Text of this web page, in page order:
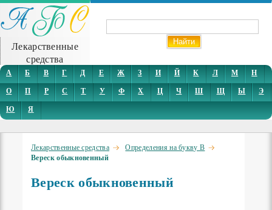
Лекарственные
средства
А Б В Г Д Е Ж З И Й К Л М
Н
О
П Р С Т У Ф Х Ц Ч Ш Щ Ы
Э
Ю
Я
Лекарственные средства Определения на букву В
Вереск обыкновенный
Вереск обыкновенный